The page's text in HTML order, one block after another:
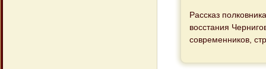
Рассказ
восстания
современников,